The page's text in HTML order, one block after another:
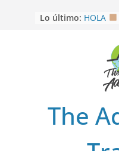
Lo último: HOLA
EL
opción
OTRA
MULITO!
The